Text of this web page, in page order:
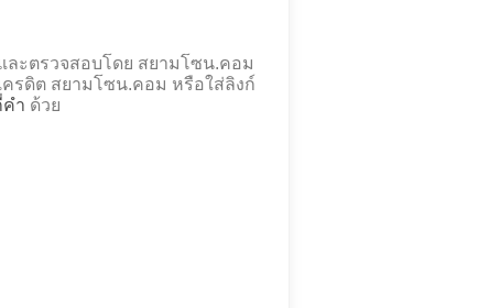
ละตรวจสอบโดย สยามโซน.คอม
รดิต สยามโซน.คอม หรือใส่ลิงก์
คำ ด้วย